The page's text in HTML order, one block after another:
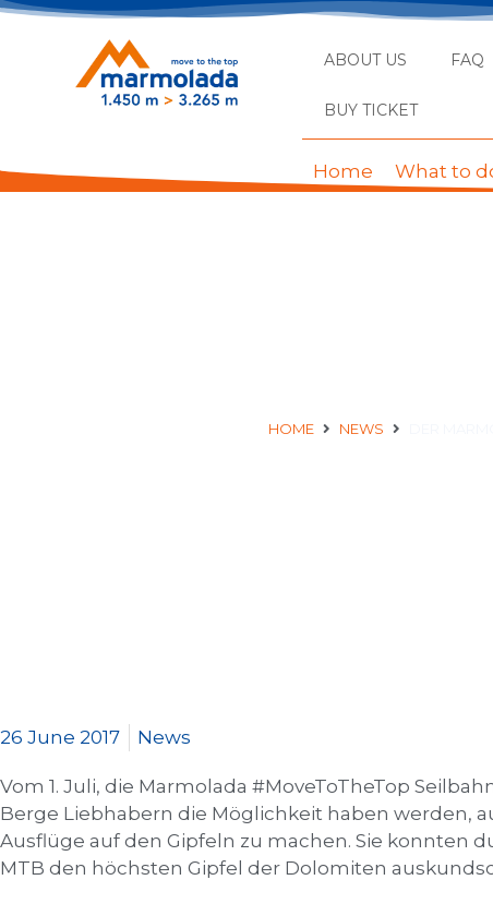
ABOUT US FAQ
BUY TICKET
Home What to
HOME NEWS
26 June 2017 News
Vom 1. Juli, die Marmolada #MoveToTheTop
Berge Liebhabern die Möglichkeit haben werden,
Ausflüge auf den Gipfeln zu machen. Sie konnten
MTB den höchsten Gipfel der Dolomiten